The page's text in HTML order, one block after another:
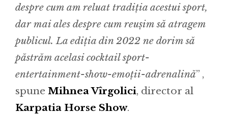
despre cum am reluat tradiția acestui sport,
dar mai ales despre cum reușim să atragem
publicul. La ediția din 2022 ne dorim să
păstrăm acelasi cocktail sport-
entertainment-show-emoții-adrenalină” ,
spune Mihnea Vîrgolici, director al
Karpatia Horse Show.